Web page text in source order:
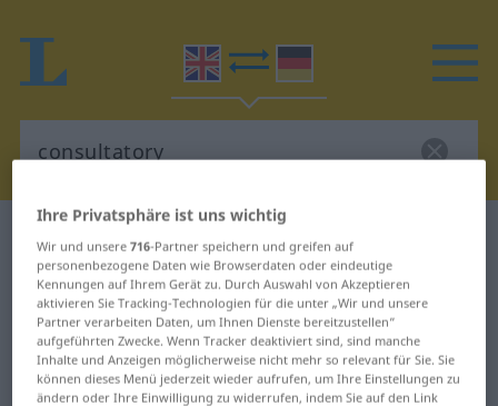
Englisch-Deutsch Übersetzung für
"consultatory"
"consultatory" Deutsch
Ihre Privatsphäre ist uns wichtig
Wir und unsere716-Partner speichern und greifen auf
personenbezogene Daten wie Browserdaten oder eindeutige
Kennungen auf Ihrem Gerät zu. Durch Auswahl von Akzeptieren
aktivieren Sie Tracking-Technologien für die unter „Wir und unsere
Partner verarbeiten Daten, um Ihnen Dienste bereitzustellen“
aufgeführten Zwecke. Wenn Tracker deaktiviert sind, sind manche
Inhalte und Anzeigen möglicherweise nicht mehr so relevant für Sie. Sie
können dieses Menü jederzeit wieder aufrufen, um Ihre Einstellungen zu
ändern oder Ihre Einwilligung zu widerrufen, indem Sie auf den Link